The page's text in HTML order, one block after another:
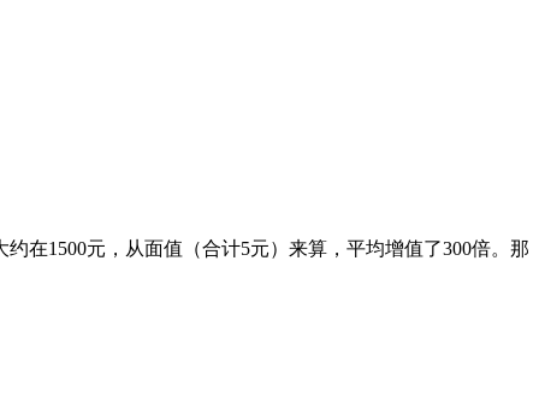
1500元，从面值（合计5元）来算，平均增值了300倍。那